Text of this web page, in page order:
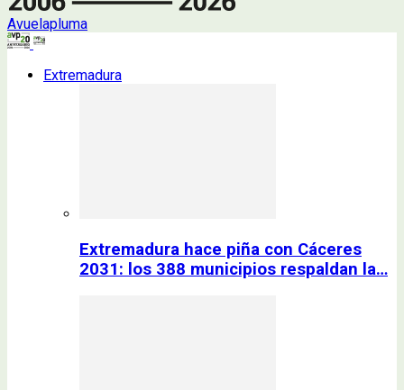
Avuelapluma
Extremadura
Extremadura hace piña con Cáceres
2031: los 388 municipios respaldan la…